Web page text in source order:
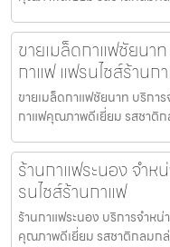
ขายเมล็ดกาแฟชัยน
กาแฟ แฟรนไชส์ร้านก
ขายเมล็ดกาแฟชัยนาท บริกา
กาแฟคุณภาพดีเยี่ยม รสชาติ
ร้านกาแฟระนอง จำ
รนไชส์ร้านกาแฟ
ร้านกาแฟระนอง บริการจำห
คุณภาพดีเยี่ยม รสชาติกลมกล่